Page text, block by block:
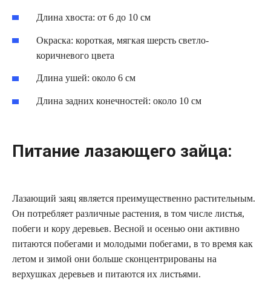
Длина хвоста: от 6 до 10 см
Окраска: короткая, мягкая шерсть светло-
коричневого цвета
Длина ушей: около 6 см
Длина задних конечностей: около 10 см
Питание лазающего зайца:
Лазающий заяц является преимущественно растительным.
Он потребляет различные растения, в том числе листья,
побеги и кору деревьев. Весной и осенью они активно
питаются побегами и молодыми побегами, в то время как
летом и зимой они больше сконцентрированы на
верхушках деревьев и питаются их листьями.